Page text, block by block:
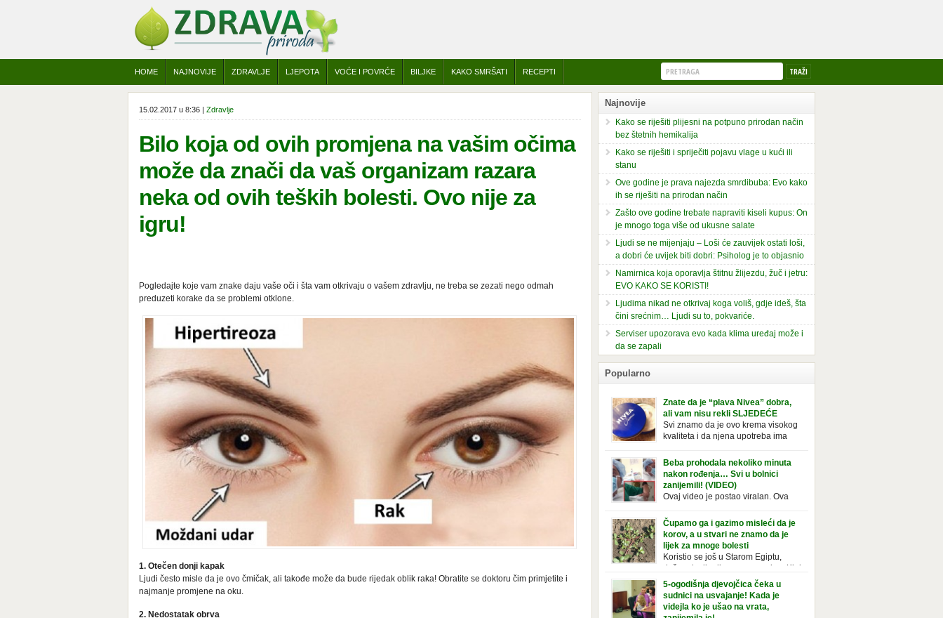
HOME NAJNOVIJE ZDRAVLJE LJEPOTA VOĆE I POVRĆE BILJKE KAKO SMRŠATI RECEPTI
15.02.2017 u 8:36 | Zdravlje
Bilo koja od ovih promjena na vašim očima
može da znači da vaš organizam razara
neka od ovih teških bolesti. Ovo nije za
igru!
Pogledajte koje vam znake daju vaše oči i šta vam otkrivaju o vašem zdravlju, ne treba se zezati nego odmah
preduzeti korake da se problemi otklone.
1. Otečen donji kapak
Ljudi često misle da je ovo čmičak, ali takođe može da bude rijedak oblik raka! Obratite se doktoru čim primjetite i
najmanje promjene na oku.
2. Nedostatak obrva
Najnovije
Kako se riješiti plijesni na potpuno prirodan način
bez štetnih hemikalija
Kako se riješiti i spriječiti pojavu vlage u kući ili
stanu
Ove godine je prava najezda smrdibuba: Evo kako
ih se riješiti na prirodan način
Zašto ove godine trebate napraviti kiseli kupus: On
je mnogo toga više od ukusne salate
Ljudi se ne mijenjaju – Loši će zauvijek ostati loši,
a dobri će uvijek biti dobri: Psiholog je to objasnio
Namirnica koja oporavlja štitnu žlijezdu, žuč i jetru:
EVO KAKO SE KORISTI!
Ljudima nikad ne otkrivaj koga voliš, gdje ideš, šta
čini srećnim… Ljudi su to, pokvariće.
Serviser upozorava evo kada klima uređaj može i
da se zapali
Popularno
Znate da je “plava Nivea” dobra,
ali vam nisu rekli SLJEDEĆE
Svi znamo da je ovo krema visokog
kvaliteta i da njena upotreba ima
sljedeće o njoj. Nivea krema u klasičnoj, plavoj
kutiji, prepoznatljivog mirisa i jednostavne
formule, jeste nezamenljiv inventar u kupatilima i
muškaraca i žena. Mnogi ljudi se ne odvajaju od
nje, pa je čak nose sa […]
Beba prohodala nekoliko minuta
nakon rođenja… Svi u bolnici
zanijemili! (VIDEO)
Ovaj video je postao viralan. Ova
korake. To je mnoge nasmijalo. Ovaj video je baš
neobičan. Ne viđamo baš često ovakve korake
kod novorođenih beba. Video je snimila babica,
pregledalo ga je preko 80 miliona ljudi. Ove
babice su ostale u čudu nakon što su vidjeli kako
Čupamo ga i gazimo misleći da je
korov, a u stvari ne znamo da je
lijek za mnoge bolesti
Koristio se još u Starom Egiptu,
duže od milenijuma se uzgaja u Kini
i Indiji, Francuzi od njega prave različita
tradicionalna jela i čorbe… Jedino mi gazimo po
njemu, čupamo ga i bacamo kao korov! Tušt je
jednogodišnji, ali vrlo uporan “korov” koji, ka­da
5-ogodišnja djevojčica čeka u
sudnici na usvajanje! Kada je
videjla ko je ušao na vrata,